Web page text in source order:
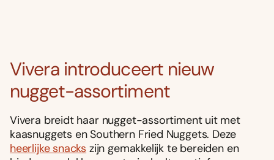
Vivera introduceert nieuw
nugget-assortiment
Vivera breidt haar nugget-assortiment uit met
kaasnuggets en Southern Fried Nuggets. Deze
heerlijke snacks zijn gemakkelijk te bereiden en